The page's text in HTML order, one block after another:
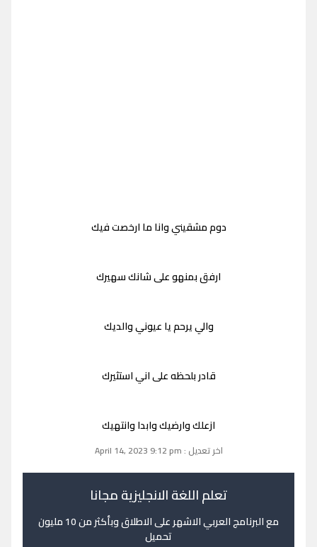
دوم مشقيني وانا ما ارخصت فيك
ارفق بمنهو على شانك سهيرك
والي يرحم يا عيوني والديك
قادر بلحظه على اني استثيرك
ازعلك وارضيك وابدا وانتهيك
اخر تعديل : April 14, 2023 9:12 pm
تعلم اللغة الانجليزية مجانا
مع البرنامج العربي الاشهر على الاطلاق وبأكثر من 10 مليون
تحميل